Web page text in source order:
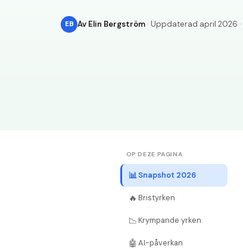
EB Av Elin Bergström · Uppdaterad april 2026 ·
OP DEZE PAGINA
📊 Snapshot 2026
🔥 Bristyrken
📉 Krympande yrken
🤖 AI-påverkan